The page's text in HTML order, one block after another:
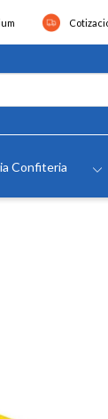
Confiteria